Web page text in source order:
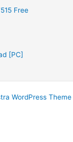
Free
[PC]
WordPress Theme